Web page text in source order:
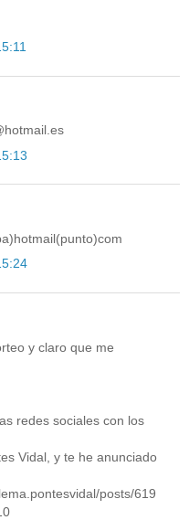
y claro que me
redes sociales con los
Vidal, y te he anunciado
posts/619